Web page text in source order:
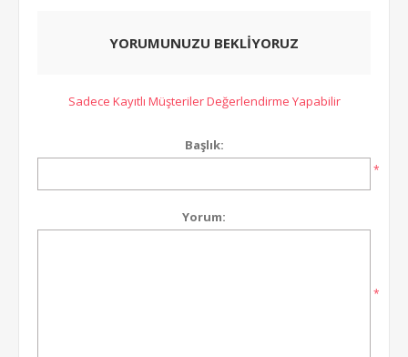
YORUMUNUZU BEKLİYORUZ
Sadece Kayıtlı Müşteriler Değerlendirme Yapabilir
Başlık:
*
Yorum:
*